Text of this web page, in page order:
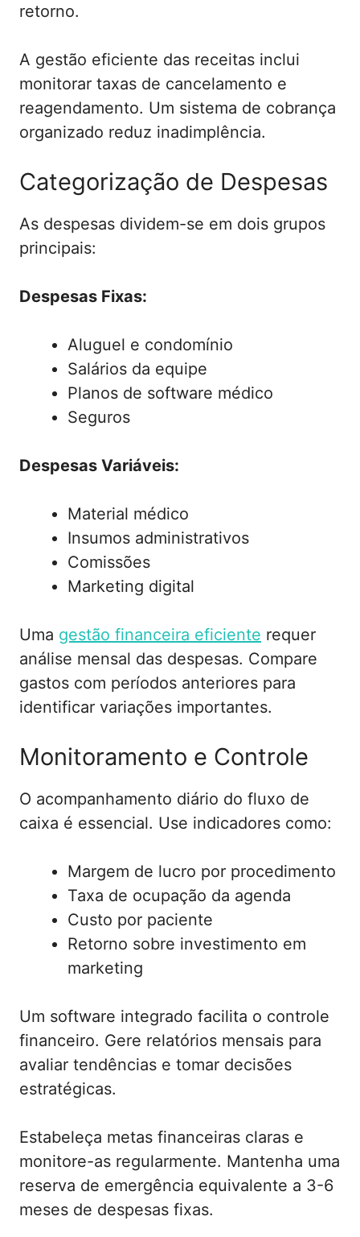
retorno.
A gestão eficiente das receitas inclui
monitorar taxas de cancelamento e
reagendamento. Um sistema de cobrança
organizado reduz inadimplência.
Categorização de Despesas
As despesas dividem-se em dois grupos
principais:
Despesas Fixas:
Aluguel e condomínio
Salários da equipe
Planos de software médico
Seguros
Despesas Variáveis:
Material médico
Insumos administrativos
Comissões
Marketing digital
Uma gestão financeira eficiente requer
análise mensal das despesas. Compare
gastos com períodos anteriores para
identificar variações importantes.
Monitoramento e Controle
O acompanhamento diário do fluxo de
caixa é essencial. Use indicadores como:
Margem de lucro por procedimento
Taxa de ocupação da agenda
Custo por paciente
Retorno sobre investimento em
marketing
Um software integrado facilita o controle
financeiro. Gere relatórios mensais para
avaliar tendências e tomar decisões
estratégicas.
Estabeleça metas financeiras claras e
monitore-as regularmente. Mantenha uma
reserva de emergência equivalente a 3-6
meses de despesas fixas.